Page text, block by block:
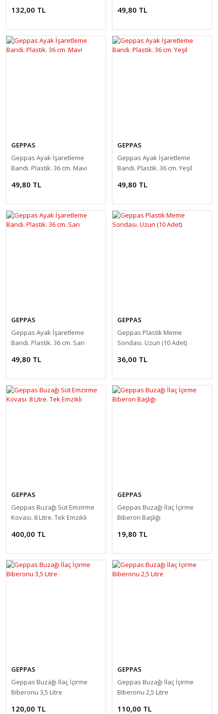
132,00 TL 49,80 TL
GEPPAS
Geppas Ayak İşaretleme
Bandı. Plastik. 36 cm. Mavi
49,80 TL
GEPPAS
Geppas Ayak İşaretleme
Bandı. Plastik. 36 cm. Yeşil
49,80 TL
GEPPAS
Geppas Ayak İşaretleme
Bandı. Plastik. 36 cm. Sarı
49,80 TL
GEPPAS
Geppas Plastik Meme
Sondası. Uzun (10 Adet)
36,00 TL
GEPPAS
Geppas Buzağı Süt Emzirme
Kovası. 8 Litre. Tek Emzikli
400,00 TL
GEPPAS
Geppas Buzağı İlaç İçirme
Biberon Başlığı
19,80 TL
GEPPAS
Geppas Buzağı İlaç İçirme
Biberonu 3,5 Litre
120,00 TL
GEPPAS
Geppas Buzağı İlaç İçirme
Biberonu 2,5 Litre
110,00 TL